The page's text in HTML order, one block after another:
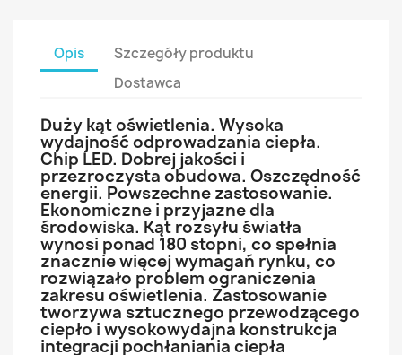
Opis
Szczegóły produktu
Dostawca
Duży kąt oświetlenia. Wysoka
wydajność odprowadzania ciepła.
Chip LED. Dobrej jakości i
przezroczysta obudowa. Oszczędność
energii. Powszechne zastosowanie.
Ekonomiczne i przyjazne dla
środowiska. Kąt rozsyłu światła
wynosi ponad 180 stopni, co spełnia
znacznie więcej wymagań rynku, co
rozwiązało problem ograniczenia
zakresu oświetlenia. Zastosowanie
tworzywa sztucznego przewodzącego
ciepło i wysokowydajna konstrukcja
integracji pochłaniania ciepła